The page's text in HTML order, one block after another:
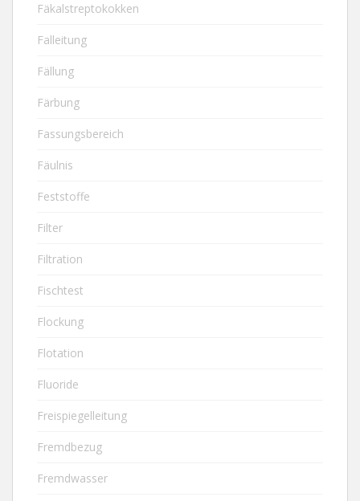
Fäkalstreptokokken
Falleitung
Fällung
Färbung
Fassungsbereich
Fäulnis
Feststoffe
Filter
Filtration
Fischtest
Flockung
Flotation
Fluoride
Freispiegelleitung
Fremdbezug
Fremdwasser